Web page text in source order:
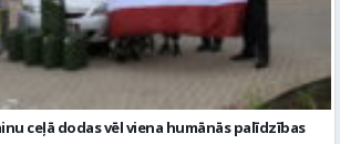
ceļā dodas vēl viena humānās palīdzības